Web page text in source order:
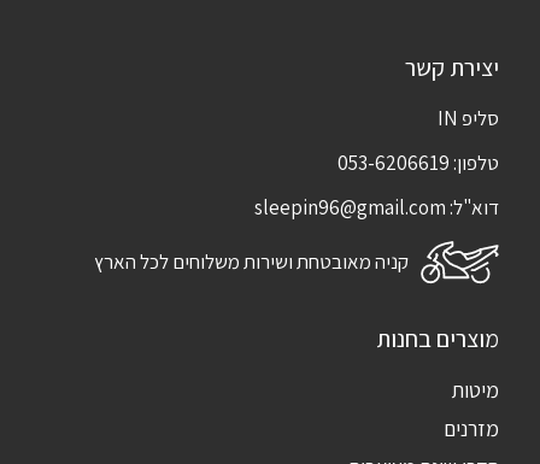
יצירת קשר
סליפ IN
טלפון:053-6206619
דוא"ל:sleepin96@gmail.com
קניה מאובטחת ושירות משלוחים לכל הארץ
מוצרים בחנות
מיטות
מזרנים